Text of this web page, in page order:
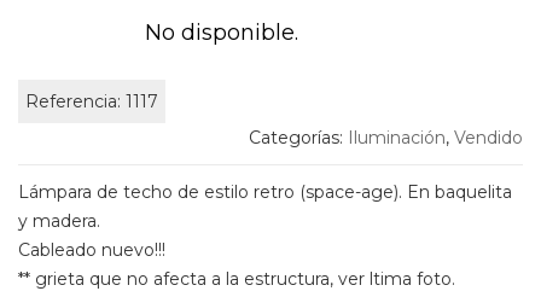
No disponible.
Referencia: 1117
Categorías: Iluminación, Vendido
Lámpara de techo de estilo retro (space-age). En baquelita
y madera.
Cableado nuevo!!!
** grieta que no afecta a la estructura, ver ltima foto.